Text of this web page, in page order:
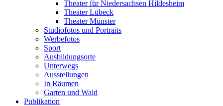
Theater für Niedersachsen Hildesheim
Theater Lübeck
Theater Münster
Studiofotos und Portraits
Werbefotos
Sport
Ausbildungsorte
Unterwegs
Ausstellungen
In Räumen
Garten und Wald
Publikation